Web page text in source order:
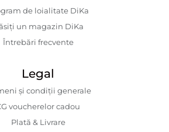
de loialitate DiKa
un magazin DiKa
Întrebări frecvente
Legal
și condiții generale
voucherelor cadou
Plată & Livrare